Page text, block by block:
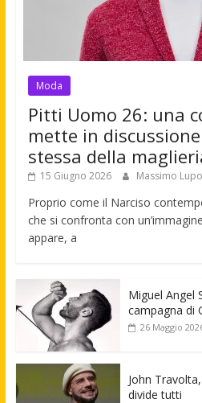
Moda
Pitti Uomo 26: una
mette in
stessa della
15 Giugno 2026 Massimo Lupo
Proprio come il Narciso
che si confronta con
appare, a
Miguel Angel
campagna di
26 Maggio
John
divide tutti